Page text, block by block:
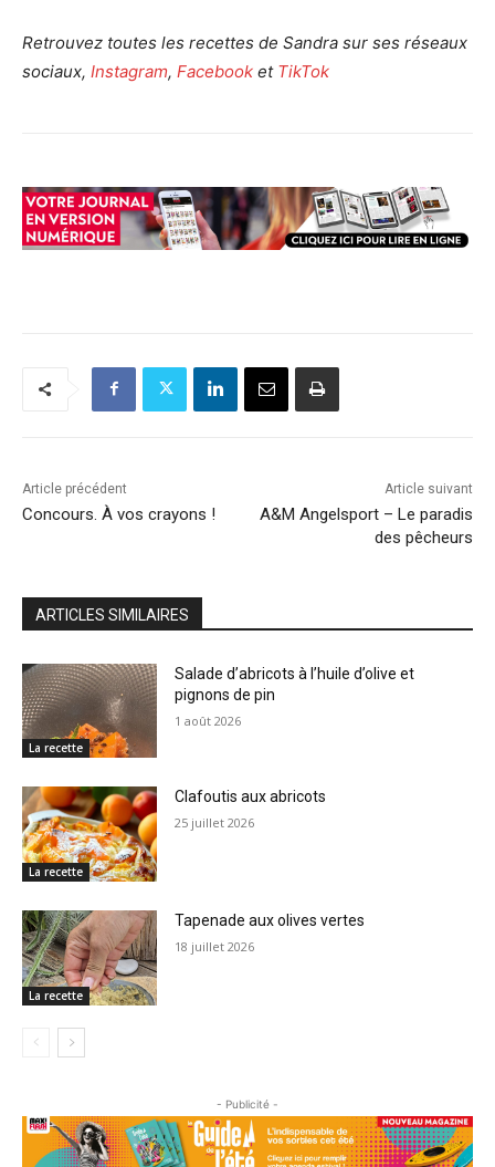
Retrouvez toutes les recettes de Sandra sur ses réseaux
sociaux, Instagram, Facebook et TikTok
Article précédent
Concours. À vos crayons !
Article suivant
A&M Angelsport – Le paradis
des pêcheurs
ARTICLES SIMILAIRES
La recette
Salade d’abricots à l’huile d’olive et
pignons de pin
1 août 2026
La recette
Clafoutis aux abricots
25 juillet 2026
La recette
Tapenade aux olives vertes
18 juillet 2026
- Publicité -